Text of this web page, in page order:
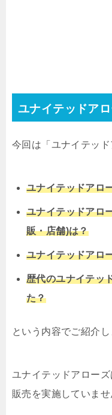
ユナイテッドア
今回は「ユナイテッド
ユナイテッドアロ
ユナイテッドアロ
販・店舗)は？
ユナイテッドアロ
歴代のユナイテッ
た？
という内容でご紹介し
ユナイテッドアロー
販売を実施していませ